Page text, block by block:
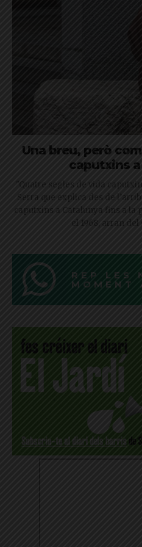
Una breu, però
caputxins
"Quatre segles de vida
Serra que explica des de
caputxins a Catalunya fins a la
el 1968, arran
REP LES
MOMENT